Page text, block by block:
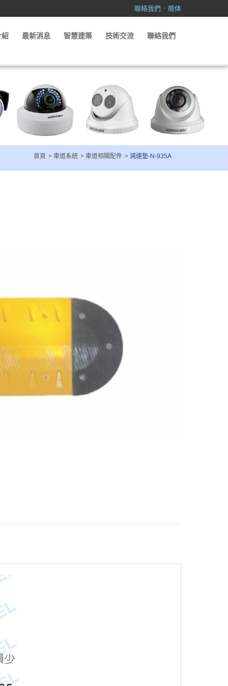
聯絡我們 ． 簡体
紹 最新消息 智慧建築 技術交流 聯絡我們
首頁 車道系統 車道相關配件 減速墊-N-935A